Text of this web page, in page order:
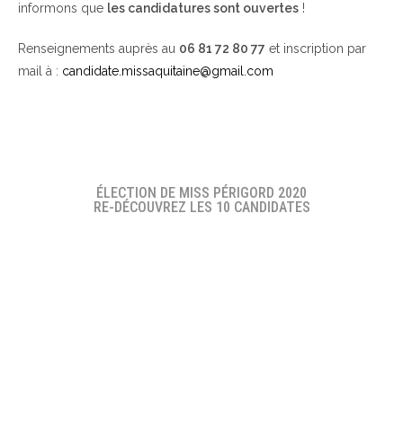
informons que les candidatures sont ouvertes !
Renseignements auprès au 06 81 72 80 77 et inscription par
mail à : candidate.missaquitaine@gmail.com
ÉLECTION DE MISS PÉRIGORD 2020
RE-DÉCOUVREZ LES 10 CANDIDATES